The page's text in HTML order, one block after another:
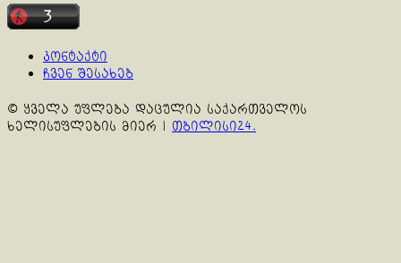
კონტაქტი
ჩვენ შესახებ
© ყველა უფლება დაცულია საქართველოს
ხელისუფლების მიერ | თბილისი24.